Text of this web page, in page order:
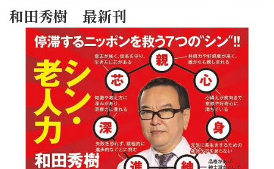
和田秀樹 最新刊